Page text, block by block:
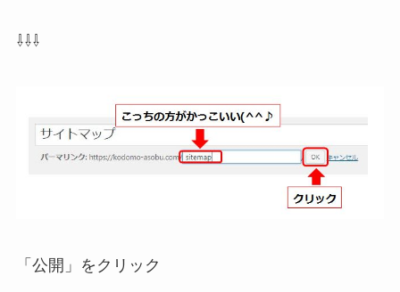
⇩⇩⇩
「公開」をクリック